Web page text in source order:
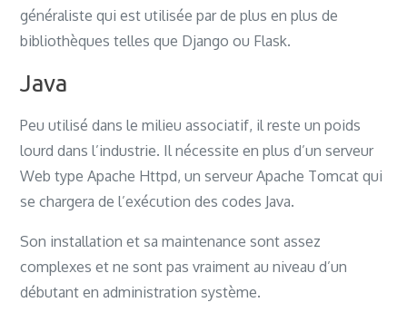
généraliste qui est utilisée par de plus en plus de
bibliothèques telles que Django ou Flask.
Java
Peu utilisé dans le milieu associatif, il reste un poids
lourd dans l’industrie. Il nécessite en plus d’un serveur
Web type Apache Httpd, un serveur Apache Tomcat qui
se chargera de l’exécution des codes Java.
Son installation et sa maintenance sont assez
complexes et ne sont pas vraiment au niveau d’un
débutant en administration système.